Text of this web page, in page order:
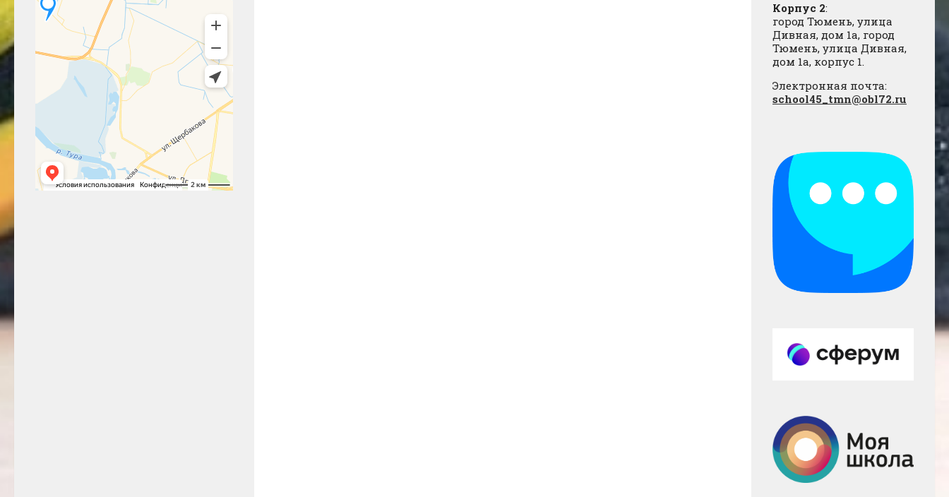
Корпус 2:
город Тюмень, улица
Дивная, дом 1а, город
Тюмень, улица Дивная,
дом 1а, корпус 1.
Электронная почта:
school45_tmn@obl72.ru